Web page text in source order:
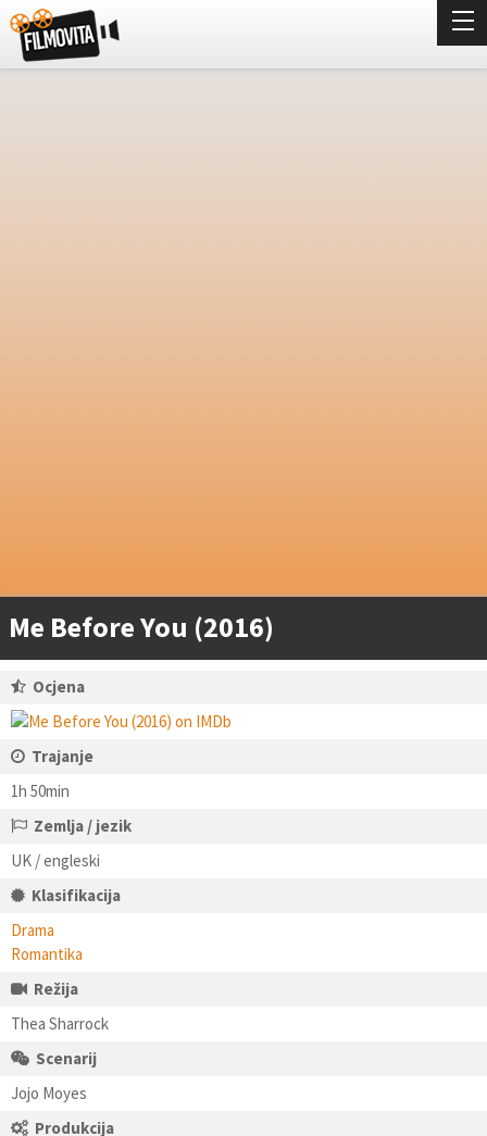
Me Before You (2016)
Ocjena
Trajanje
1h 50min
Zemlja / jezik
UK / engleski
Klasifikacija
Drama
Romantika
Režija
Thea Sharrock
Scenarij
Jojo Moyes
Produkcija